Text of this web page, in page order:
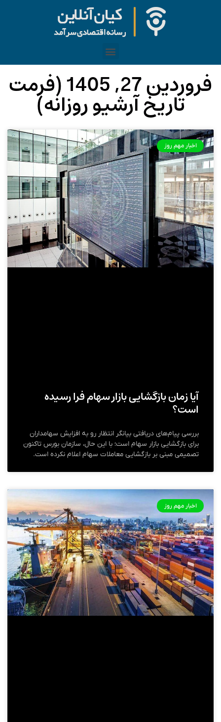
فروردین 27, 1405 (فرمت
تاریخ آرشیو روزانه)
اخبار مهم روز
آیا زمان بازگشایی بازار سهام فرا رسیده
است؟
بررسی پیام‌های دریافتی بیانگر انتظار رو به افزایش سهامداران
برای بازگشایی بازار سهام است؛ با این حال، سازمان بورس تاکنون
تصمیمی مبنی بر بازگشایی معاملات سهام اعلام نکرده‌ است.
اخبار مهم روز